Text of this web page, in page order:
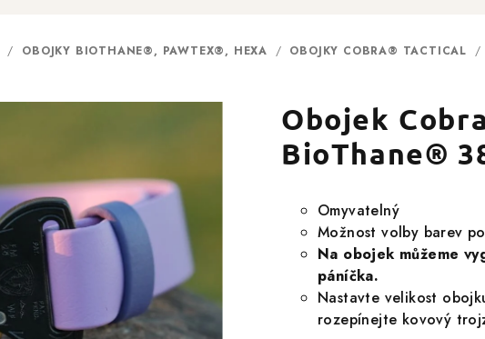
/ OBOJKY BIOTHANE®, PAWTEX®, HEXA / OBOJKY COBRA® TACTICAL /
Obojek
BioThane®
Omyvatelný
Možnost volby barev
Na obojek můžeme
páníčka.
Nastavte velikost
rozepínejte kovový